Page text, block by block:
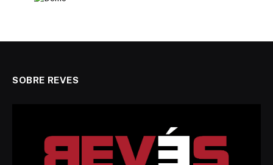
SOBRE REVES